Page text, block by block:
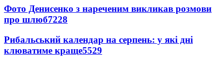
Фото Денисенко з нареченим викликав розмови
про шлюб7228
Рибальський календар на серпень: у які дні
клюватиме краще5529